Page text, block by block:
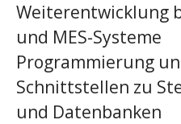
Weiterentwicklung
und MES-Systeme
Programmierung
Schnittstellen zu
und Datenbanken